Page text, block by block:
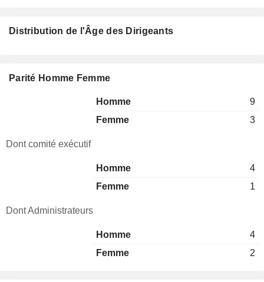
Distribution de l'Âge des Dirigeants
Parité Homme Femme
Homme
9
Femme
3
Dont comité exécutif
Homme
4
Femme
1
Dont Administrateurs
Homme
4
Femme
2